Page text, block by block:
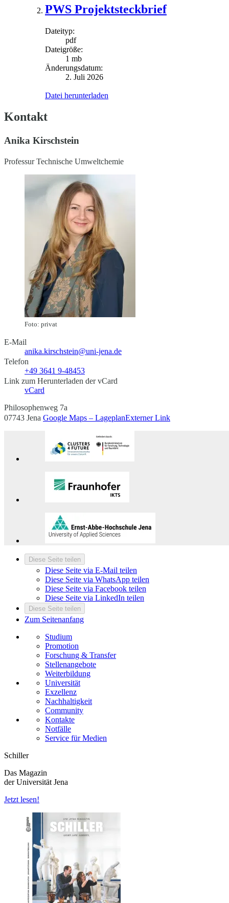
PWS Projektsteckbrief
Dateityp:
pdf
Dateigröße:
1 mb
Änderungsdatum:
2. Juli 2026
Datei herunterladen
Kontakt
Anika Kirschstein
Professur Technische Umweltchemie
Foto: privat
E-Mail
anika.kirschstein@uni-jena.de
Telefon
+49 3641 9-48453
Link zum Herunterladen der vCard
vCard
Philosophenweg 7a
07743 Jena Google Maps – LageplanExterner Link
Diese Seite teilen
Diese Seite via E-Mail teilen
Diese Seite via WhatsApp teilen
Diese Seite via Facebook teilen
Diese Seite via LinkedIn teilen
Diese Seite teilen
Zum Seitenanfang
Studium
Promotion
Forschung & Transfer
Stellenangebote
Weiterbildung
Universität
Exzellenz
Nachhaltigkeit
Community
Kontakte
Notfälle
Service für Medien
Schiller
Das Magazin
der Universität Jena
Jetzt lesen!